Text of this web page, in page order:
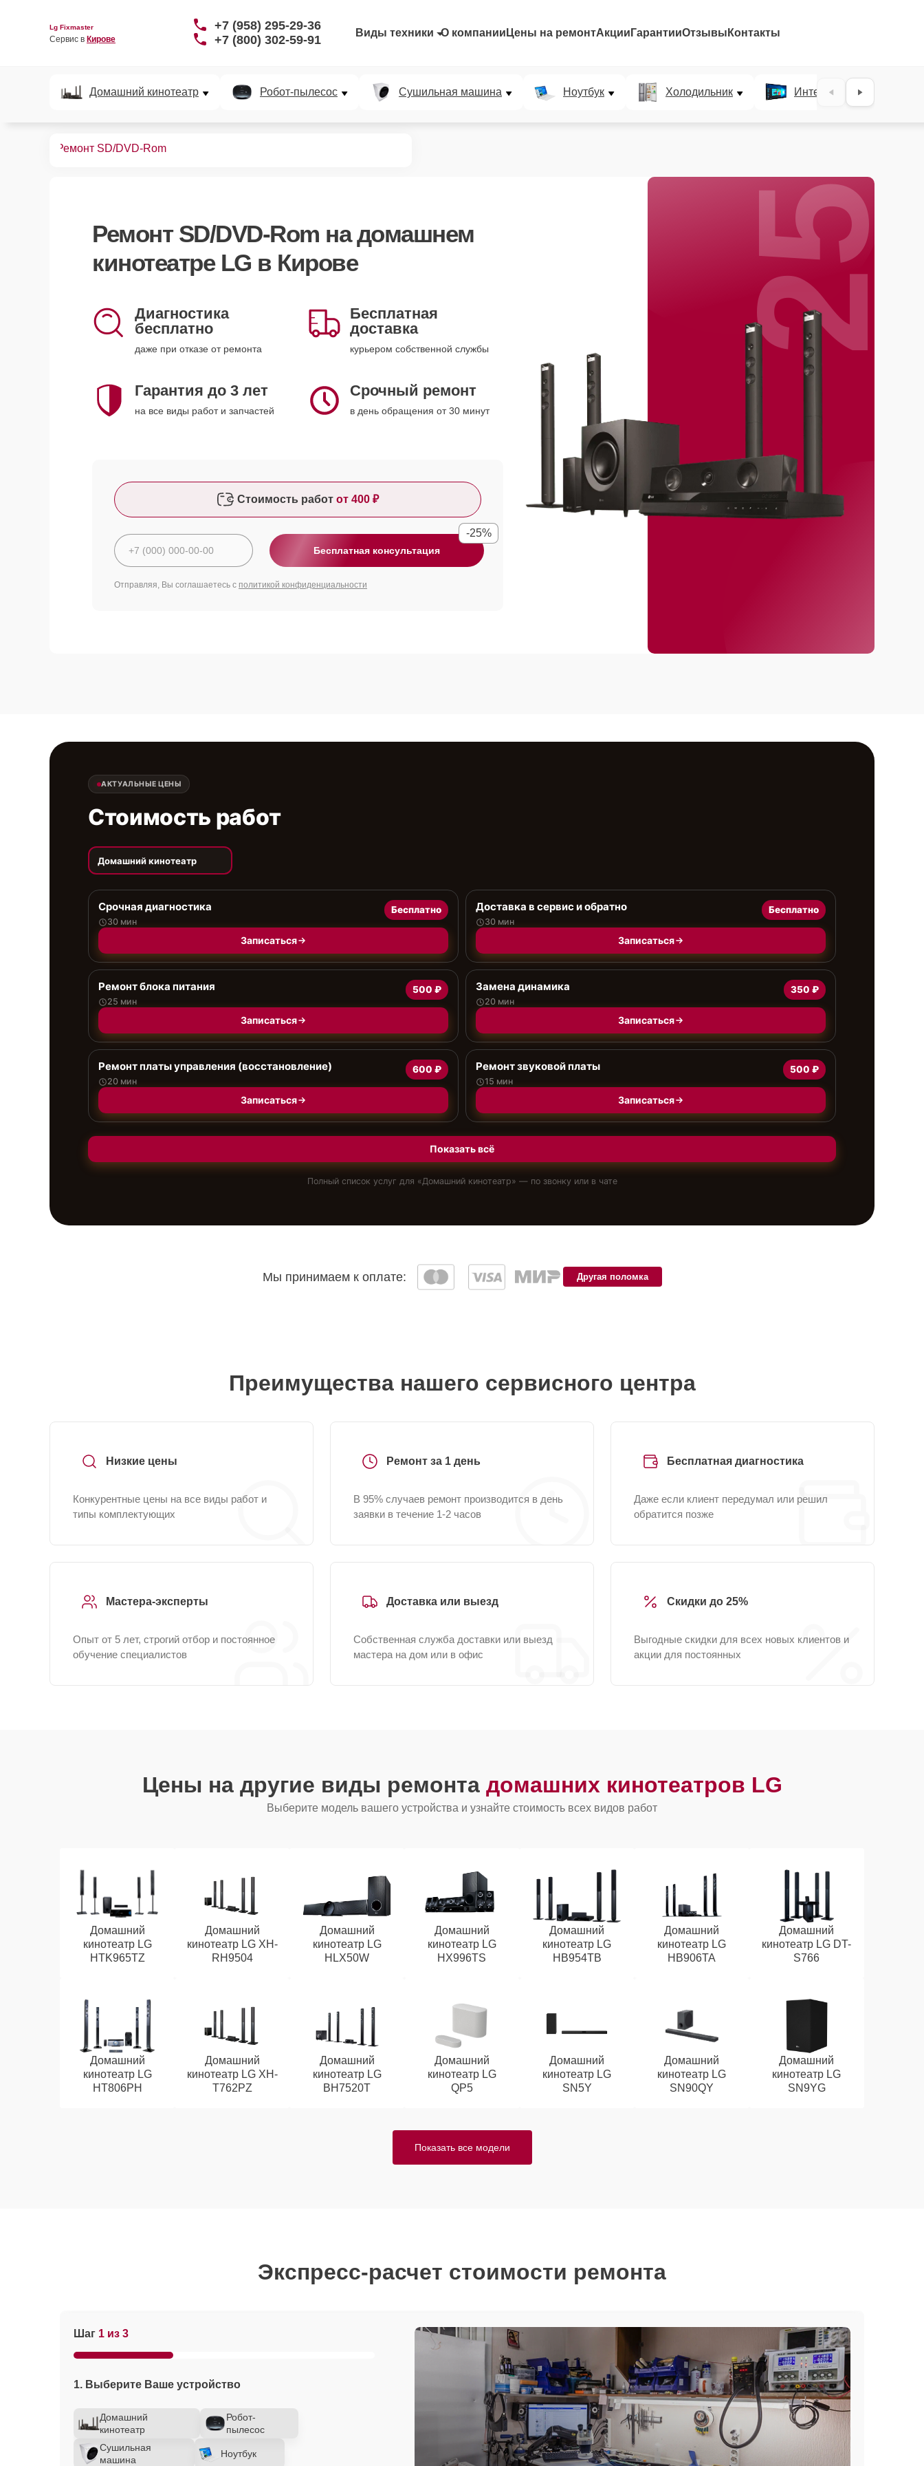
Lg Fixmaster
Сервис в Кирове
+7 (958) 295-29-36
+7 (800) 302-59-91
Виды техники О компании Цены на ремонтАкции ГарантииОтзывы Контакты
Домашний кинотеатр Робот-пылесос Сушильная машина Ноутбук Холодильник Интерактивные панели
Ремонт SD/DVD-Rom
Ремонт SD/DVD-Rom на домашнем
кинотеатре LG в Кирове
Диагностика
бесплатно
даже при отказе от ремонта
Бесплатная
доставка
курьером собственной службы
Гарантия до 3 лет
на все виды работ и запчастей
Срочный ремонт
в день обращения от 30 минут
Стоимость работ от 400 ₽
Бесплатная консультация
-25%
Отправляя, Вы соглашаетесь с политикой конфиденциальности
25%
АКТУАЛЬНЫЕ ЦЕНЫ
Стоимость работ
Домашний кинотеатр
Срочная диагностика
30 мин
Бесплатно
Записаться
Доставка в сервис и обратно
30 мин
Бесплатно
Записаться
Ремонт блока питания
25 мин
500 ₽
Записаться
Замена динамика
20 мин
350 ₽
Записаться
Ремонт платы управления (восстановление)
20 мин
600 ₽
Записаться
Ремонт звуковой платы
15 мин
500 ₽
Записаться
Показать всё
Полный список услуг для «Домашний кинотеатр» — по звонку или в чате
Мы принимаем к оплате: Другая поломка
Преимущества нашего сервисного центра
Низкие цены
Конкурентные цены на все виды работ и
типы комплектующих
Ремонт за 1 день
В 95% случаев ремонт производится в день
заявки в течение 1-2 часов
Бесплатная диагностика
Даже если клиент передумал или решил
обратится позже
Мастера-эксперты
Опыт от 5 лет, строгий отбор и постоянное
обучение специалистов
Доставка или выезд
Собственная служба доставки или выезд
мастера на дом или в офис
Скидки до 25%
Выгодные скидки для всех новых клиентов и
акции для постоянных
Цены на другие виды ремонта домашних кинотеатров LG
Выберите модель вашего устройства и узнайте стоимость всех видов работ
Домашний
кинотеатр LG
HTK965TZ
Домашний
кинотеатр LG XH-
RH9504
Домашний
кинотеатр LG
HLX50W
Домашний
кинотеатр LG
HX996TS
Домашний
кинотеатр LG
HB954TB
Домашний
кинотеатр LG
HB906TA
Домашний
кинотеатр LG DT-
S766
Домашний
кинотеатр LG
HT806PH
Домашний
кинотеатр LG XH-
T762PZ
Домашний
кинотеатр LG
BH7520T
Домашний
кинотеатр LG
QP5
Домашний
кинотеатр LG
SN5Y
Домашний
кинотеатр LG
SN90QY
Домашний
кинотеатр LG
SN9YG
Показать все модели
Экспресс-расчет стоимости ремонта
Шаг 1 из 3
1. Выберите Ваше устройство
Домашний
кинотеатр
Робот-
пылесос
Сушильная
машина
Ноутбук